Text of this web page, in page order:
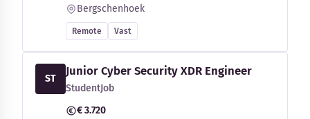
Bergschenhoek
Remote Vast
ST
Junior Cyber Security XDR Engineer
StudentJob
€ 3.720